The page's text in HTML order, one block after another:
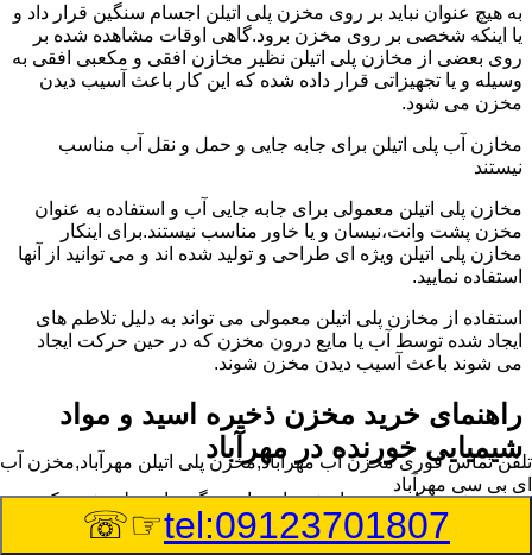
به هیچ عنوان نباید بر روی مخزن پلی اتیلن اجسام سنگین قرار داد و
یا اینکه شخصی بر روی مخزن برود.گاهی اوقات مشاهده شده بر
روی بعضی از مخازن پلی اتیلن نظیر مخازن افقی و مکعبی افقی به
وسیله و یا تجهیزاتی قرار داده شده که این کار باعث آسیب دیدن
مخزن می شود.
مخازن آب پلی اتیلن برای جابه جایی و حمل و نقل آب مناسب
نیستند
مخازن پلی اتیلن معمولی برای جابه جایی آب و استفاده به عنوان
مخزن پشت وانت،نیسان و یا خاور مناسب نیستند.برای اینکار
مخازن پلی اتیلن ویژه ای طراحی و تولید شده اند و می توانید از آنها
استفاده نمایید.
استفاده از مخازن پلی اتیلن معمولی می تواند به دلیل تلاطم های
ایجاد شده توسط آب یا مایع درون مخزن که در حین حرکت ایجاد
می شوند باعث آسیب دیدن مخزن شوند.
راهنمای خرید مخزن ذخیره اسید و مواد
شیمیایی خورنده در مهرآباد
مخزن ذخیره اسید و مواد شیمیایی باید به گونه ای تولید شوند که
بتوانند در برابر چگالی نسبتا بالا و خورندگی انواع اسیدها مقاومت
کافی داشته باشند.به همین دلیل نمی توان در هر مخزنی اسید و مواد
تلفن تماس فوریمخزن آب مهرآباد,مخزن پلی اتیلن مهرآباد,مخزن آب
ای بی سی مهرآباد
tel:09123701807
☞☏